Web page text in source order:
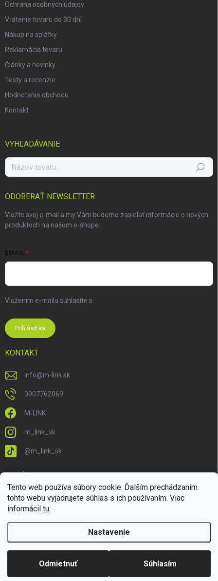
Tento web používa súbory cookie. Ďalším prechádzaním
tohto webu vyjadrujete súhlas s ich používaním. Viac
informáciítu.
Nastavenie
Odmietnuť Súhlasím
Ochrana osobných údajov
Vrátenie tovaru do 30 dní
Nákup na splátky
Reklamácia tovaru
Články a novinky
Testy a recenzie
Hodnotenie obchodu
Kontakt
VYHĽADÁVANIE
Hľadať
ODOBERAŤ NEWSLETTER
Vložte svoj e-mail a my Vám budeme zasielať informácie o nových
produktoch na našom e-shope.
EMAIL
Vložením e-mailu súhlasíte s
Prihlásiť sa
KONTAKT
info@m-link.sk
0907762069
M-LINK
m_link_sk
@m_link_sk
Vytvoril Shoptet
Copyright 2026M-LINK.sk. Všetky práva vyhradené.Upraviť nastavenie